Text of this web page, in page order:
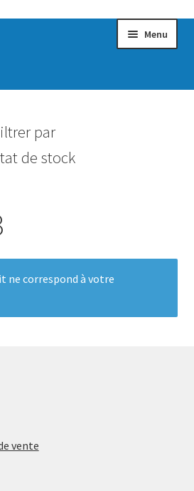
Menu
par
de stock
ne correspond à votre
vente